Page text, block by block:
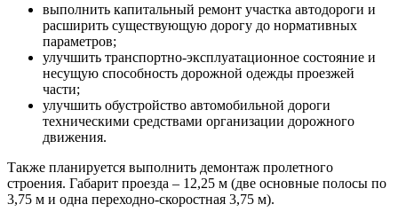
выполнить капитальный ремонт участка автодороги и
расширить существующую дорогу до нормативных
параметров;
улучшить транспортно-эксплуатационное состояние и
несущую способность дорожной одежды проезжей
части;
улучшить обустройство автомобильной дороги
техническими средствами организации дорожного
движения.
Также планируется выполнить демонтаж пролетного
строения. Габарит проезда – 12,25 м (две основные полосы по
3,75 м и одна переходно-скоростная 3,75 м).